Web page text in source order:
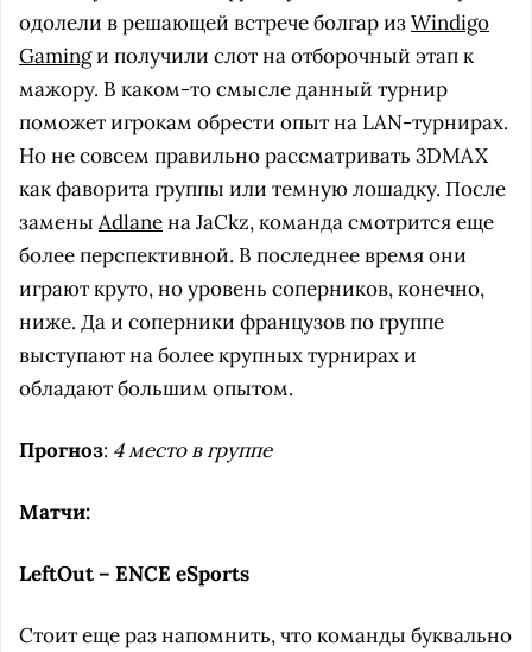
одолели в решающей встрече болгар изWindigo
Gamingи получили слот на отборочный этап к
мажору. В каком-то смысле данный турнир
поможет игрокам обрести опыт на LAN-турнирах.
Но не совсем правильно рассматривать 3DMAX
как фаворита группы или темную лошадку. После
замены Adlaneна JaCkz, команда смотрится еще
более перспективной. В последнее время они
играют круто, но уровень соперников, конечно,
ниже. Да и соперники французов по группе
выступают на более крупных турнирах и
обладают большим опытом.
Прогноз: 4 место в группе
Матчи:
LeftOut – ENCE eSports
Стоит еще раз напомнить, что команды буквально